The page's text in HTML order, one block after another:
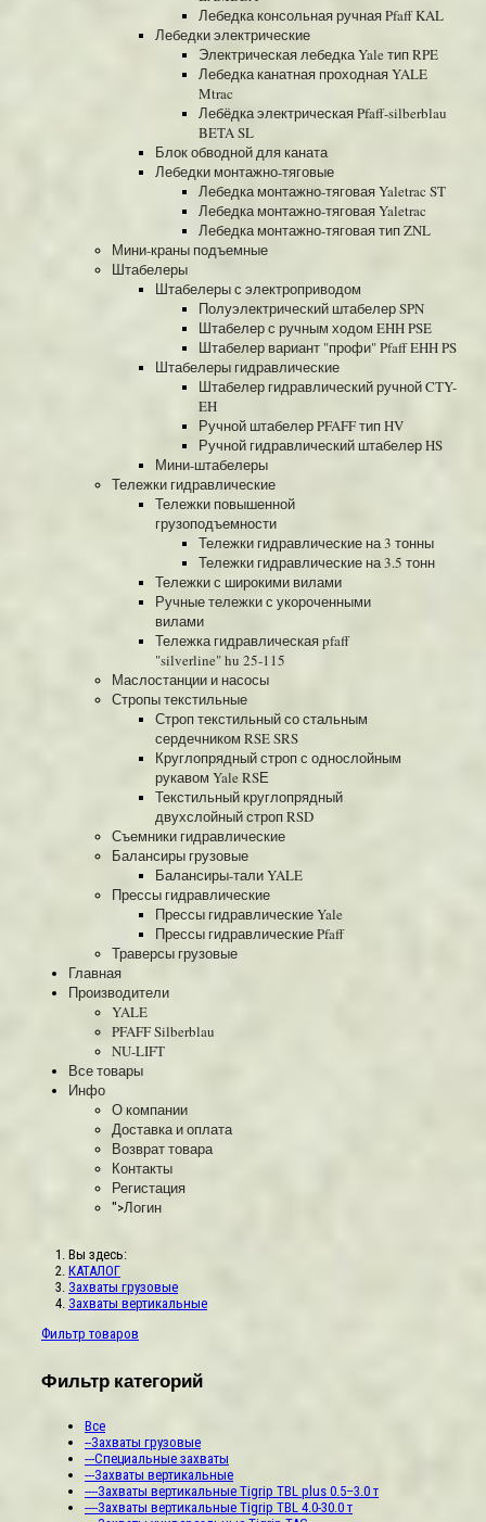
Лебедка консольная ручная Pfaff KAL
Лебедки электрические
Электрическая лебедка Yale тип RPE
Лебедка канатная проходная YALE
Mtrac
Лебёдка электрическая Pfaff-silberblau
BETA SL
Блок обводной для каната
Лебедки монтажно-тяговые
Лебедка монтажно-тяговая Yaletrac ST
Лебедка монтажно-тяговая Yaletrac
Лебедка монтажно-тяговая тип ZNL
Мини-краны подъемные
Штабелеры
Штабелеры с электроприводом
Полуэлектрический штабелер SPN
Штабелер с ручным ходом EHH PSE
Штабелер вариант "профи" Pfaff EHH PS
Штабелеры гидравлические
Штабелер гидравлический ручной CTY-
EH
Ручной штабелер PFAFF тип HV
Ручной гидравлический штабелер HS
Мини-штабелеры
Тележки гидравлические
Тележки повышенной
грузоподъемности
Тележки гидравлические на 3 тонны
Тележки гидравлические на 3.5 тонн
Тележки с широкими вилами
Ручные тележки с укороченными
вилами
Тележка гидравлическая pfaff
"silverline" hu 25-115
Маслостанции и насосы
Стропы текстильные
Строп текстильный со стальным
сердечником RSE SRS
Круглопрядный строп с однослойным
рукавом Yale RSЕ
Текстильный круглопрядный
двухслойный строп RSD
Съемники гидравлические
Балансиры грузовые
Балансиры-тали YALE
Прессы гидравлические
Прессы гидравлические Yale
Прессы гидравлические Pfaff
Траверсы грузовые
Главная
Производители
YALE
PFAFF Silberblau
NU-LIFT
Все товары
Инфо
О компании
Доставка и оплата
Возврат товара
Контакты
Регистация
">Логин
Вы здесь:
КАТАЛОГ
Захваты грузовые
Захваты вертикальные
Фильтр товаров
Фильтр категорий
Все
--Захваты грузовые
---Специальные захваты
---Захваты вертикальные
----Захваты вертикальные Tigrip TBL plus 0.5–3.0 т
----Захваты вертикальные Tigrip TBL 4.0-30.0 т